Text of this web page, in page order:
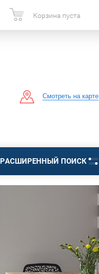
Корзина пуста
Смотреть на карте
РАСШИРЕННЫЙ ПОИСК